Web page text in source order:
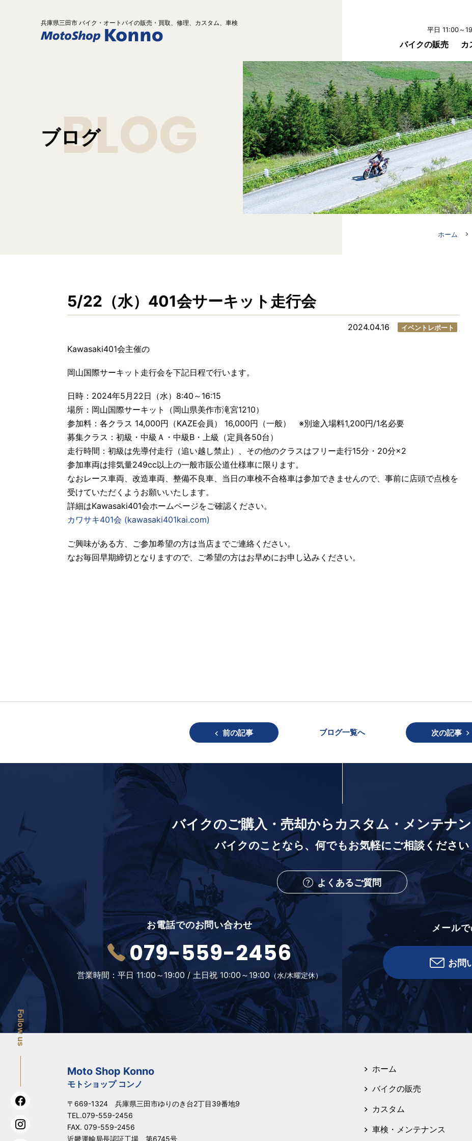
兵庫県三田市 バイク ・オートバイの販売・買取、修理、カスタム、車検
平日 11:00～
バイクの販売 カ
ブログ
BLOG
ホーム
5/22（水）401会サーキット走行会
2024.04.16 イベントレポート
Kawasaki401会主催の
岡山国際サーキット走行会を下記日程で行います。
日時：2024年5月22日（水）8:40～16:15
場所：岡山国際サーキット（岡山県美作市滝宮1210）
参加料：各クラス 14,000円（KAZE会員） 16,000円（一般） ※別途入場料1,200円/1名必要
募集クラス：初級・中級Ａ・中級B・上級（定員各50台）
走行時間：初級は先導付走行（追い越し禁止）、その他のクラスはフリー走行15分・20分×2
参加車両は排気量249cc以上の一般市販公道仕様車に限ります。
なおレース車両、改造車両、整備不良車、当日の車検不合格車は参加できませんので、事前に店頭で点検を
受けていただくようお願いいたします。
詳細はKawasaki401会ホームページをご確認ください。
カワサキ401会 (kawasaki401kai.com)
ご興味がある方、ご参加希望の方は当店までご連絡ください。
なお毎回早期締切となりますので、ご希望の方はお早めにお申し込みください。
前の記事 ブログ一覧へ 次の記事
バイクのご購入・売却から カスタム・メンテナ
バイクのことなら、何でもお気軽にご相談ください
よくあるご質問
お電話でのお問い合わせ
079-559-2456
営業時間： 平日 11:00～19:00 /土日祝 10:00～19:00（水/木曜定休）
メール
お問
Moto Shop Konno
モトショップ コンノ
〒669-1324 兵庫県三田市ゆりのき台2丁目39番地9
TEL.079-559-2456
FAX. 079-559-2456
近畿運輸局長認証工場 第6745号
ホーム
バイクの販売
カスタム
車検・メンテナンス
Follow us